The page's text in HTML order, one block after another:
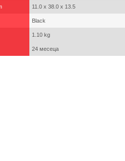
11.0 x 38.0 x 13.5
Black
1.10 kg
24 месеца